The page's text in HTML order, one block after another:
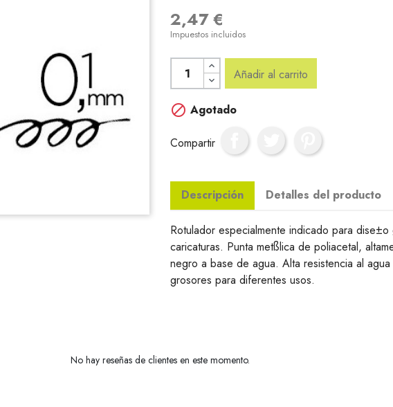
2,47 €
Impuestos incluidos
Añadir al carrito
 Agotado
Compartir
Descripción Detalles del producto
Rotulador especialmente indicado para
caricaturas. Punta metßlica de poliacetal,
negro a base de agua. Alta resistencia al
grosores para diferentes usos.
No hay reseñas de clientes en este momento.